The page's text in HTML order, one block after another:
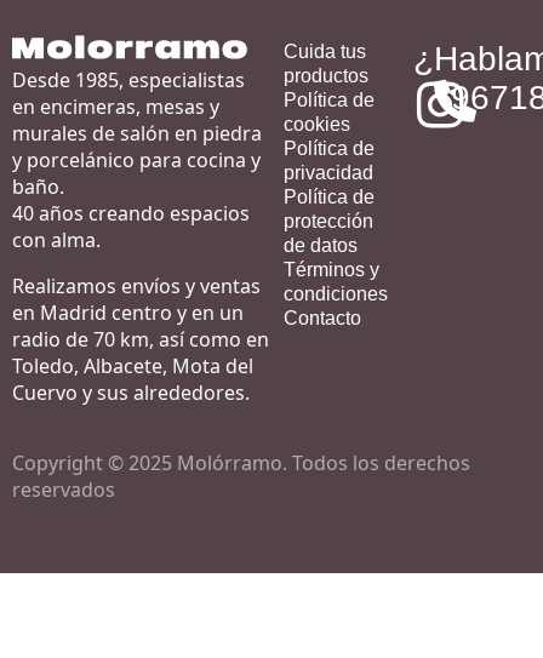
Desde 1985, especialistas
en encimeras, mesas y
murales de salón en piedra
y porcelánico para cocina y
baño.
40 años creando espacios
con alma.
Realizamos envíos y ventas
en Madrid centro y en un
radio de 70 km, así como en
Toledo, Albacete, Mota del
Cuervo y sus alrededores.
Cuida tus
productos
Política de
cookies
Política de
privacidad
Política de
protección
de datos
Términos y
condiciones
Contacto
Copyright © 2025 Molórramo. Todos los derechos
reservados